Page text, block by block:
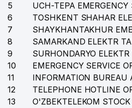
5
UCH-TEPA
6
TOSHKENT SHAHAR
7
SHAYKHANTAKHUR
8
SAMARKAND ELEKTR
9
SURHONDARYO
10
EMERGENCY SERVICE
11
INFORMATION BUREAU
12
TELEPHONE HOTLINE
13
O'ZBEKTELEKOM